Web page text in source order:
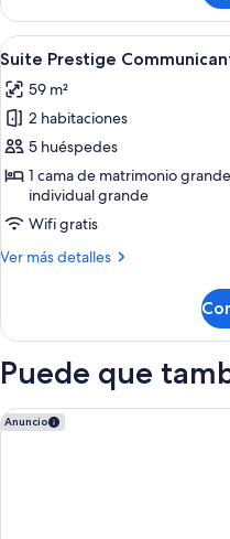
Suite
Prestige
Abrir
todas
las
fotos
de
Suite
Prestige
Communicante
4
Suite Prestige
59 m²
2 habitaciones
5 huéspedes
1 cama de matrimonio
individual grande
Wifi gratis
Ver más detalles
Más
Prestige
Puede que
Anuncio
citizenM Paris Gare de Lyon